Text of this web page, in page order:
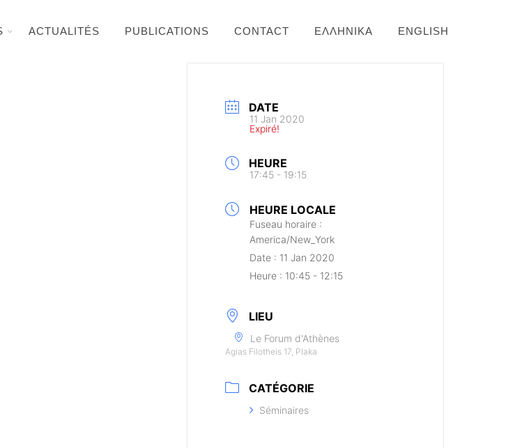
ACTUALITÉS PUBLICATIONS CONTACT ΕΛΛΗΝΙΚΆ ENGLISH
DATE
11 Jan 2020
Expiré!
HEURE
17:45 - 19:15
HEURE LOCALE
Fuseau horaire :
America/New_York
Date : 11 Jan 2020
Heure : 10:45 - 12:15
LIEU
Le Forum d'Athènes
Agias Filotheis 17, Plaka
CATÉGORIE
Séminaires